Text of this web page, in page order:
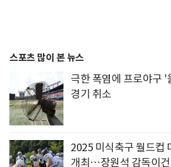
스포츠 많이 본 뉴스
극한 폭염에 프로야구
경기 취소
2025 미식축구 월드컵
개최…장원석 감독이